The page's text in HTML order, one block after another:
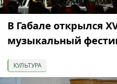
В Габале открылся
музыкальный
КУЛЬТУРА